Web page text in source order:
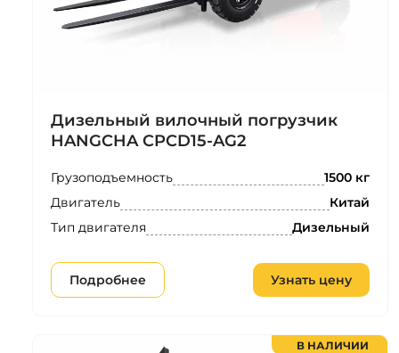
Дизельный вилочный погрузчик
HANGCHA CPCD15-AG2
Грузоподъемность 1500 кг
Двигатель Китай
Тип двигателя Дизельный
Подробнее Узнать цену
В НАЛИЧИИ